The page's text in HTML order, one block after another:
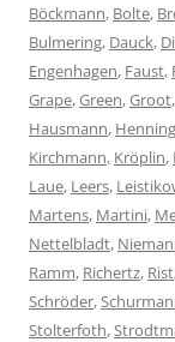
Böckmann, Bolte,
Bulmering, Dauck,
Engenhagen, Faust,
Grape,Green,Groot,
Hausmann,
Kirchmann, Kröplin,
Laue, Leers,
Martens, Martini,
Nettelbladt,
Ramm, Richertz, Rist
Schröder,
Stolterfoth,